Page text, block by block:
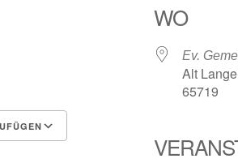
Google Kalender
WO
Ev.
Alt
65719